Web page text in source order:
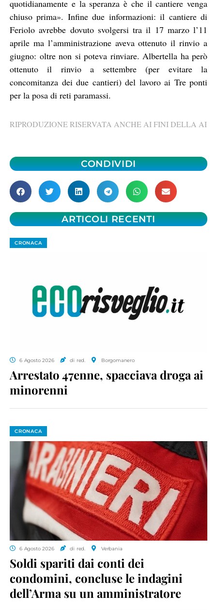
quotidianamente e la speranza è che il cantiere venga
chiuso prima». Infine due informazioni: il cantiere di
Feriolo avrebbe dovuto svolgersi tra il 17 marzo l’11
aprile ma l’amministrazione aveva ottenuto il rinvio a
giugno: oltre non si poteva rinviare. Albertella ha però
ottenuto il rinvio a settembre (per evitare la
concomitanza dei due cantieri) del lavoro ai Tre ponti
per la posa di reti paramassi.
RIPRODUZIONE RISERVATA ANCHE AI FINI DELLA AI
CONDIVIDI
ARTICOLI RECENTI
CRONACA
6 Agosto 2026 di red. Borgomanero
Arrestato 47enne, spacciava droga ai
minorenni
CRONACA
6 Agosto 2026 di red. Verbania
Soldi spariti dai conti dei
condomini, concluse le indagini
dell’Arma su un amministratore